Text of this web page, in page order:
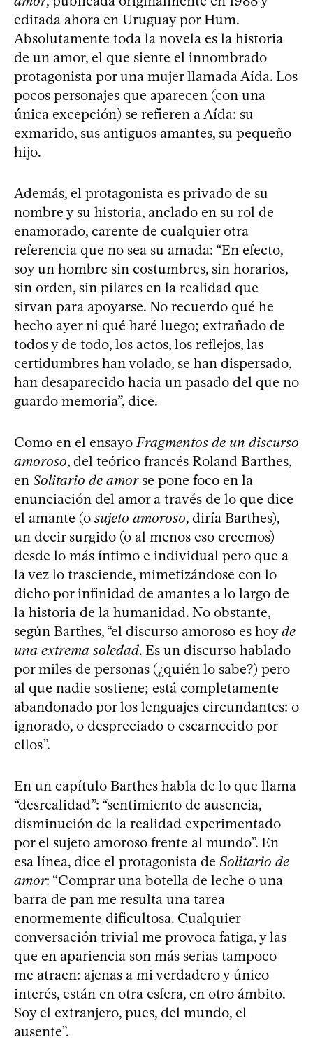
editada ahora en Uruguay por Hum.
Absolutamente toda la novela es la historia
de un amor, el que siente el innombrado
protagonista por una mujer llamada Aída. Los
pocos personajes que aparecen (con una
única excepción) se refieren a Aída: su
exmarido, sus antiguos amantes, su pequeño
hijo.
Además, el protagonista es privado de su
nombre y su historia, anclado en su rol de
enamorado, carente de cualquier otra
referencia que no sea su amada: “En efecto,
soy un hombre sin costumbres, sin horarios,
sin orden, sin pilares en la realidad que
sirvan para apoyarse. No recuerdo qué he
hecho ayer ni qué haré luego; extrañado de
todos y de todo, los actos, los reflejos, las
certidumbres han volado, se han dispersado,
han desaparecido hacia un pasado del que no
guardo memoria”, dice.
Como en el ensayoFragmentos de un discurso
amoroso, del teórico francés Roland Barthes,
en Solitario de amorse pone foco en la
enunciación del amor a través de lo que dice
el amante (o sujeto amoroso, diría Barthes),
un decir surgido (o al menos eso creemos)
desde lo más íntimo e individual pero que a
la vez lo trasciende, mimetizándose con lo
dicho por infinidad de amantes a lo largo de
la historia de la humanidad. No obstante,
según Barthes, “el discurso amoroso es hoyde
una extrema soledad. Es un discurso hablado
por miles de personas (¿quién lo sabe?) pero
al que nadie sostiene; está completamente
abandonado por los lenguajes circundantes: o
ignorado, o despreciado o escarnecido por
ellos”.
En un capítulo Barthes habla de lo que llama
“desrealidad”: “sentimiento de ausencia,
disminución de la realidad experimentado
por el sujeto amoroso frente al mundo”. En
esa línea, dice el protagonista de Solitario de
amor: “Comprar una botella de leche o una
barra de pan me resulta una tarea
enormemente dificultosa. Cualquier
conversación trivial me provoca fatiga, y las
que en apariencia son más serias tampoco
me atraen: ajenas a mi verdadero y único
interés, están en otra esfera, en otro ámbito.
Soy el extranjero, pues, del mundo, el
ausente”.